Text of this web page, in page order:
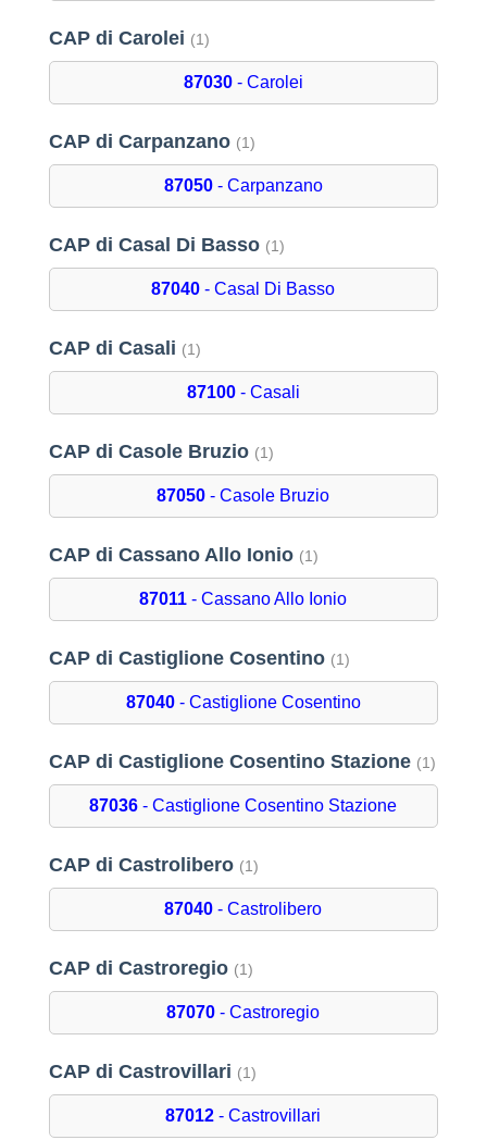
CAP di Carolei (1)
87030- Carolei
CAP di Carpanzano (1)
87050- Carpanzano
CAP di Casal Di Basso (1)
87040 - Casal Di Basso
CAP di Casali (1)
87100- Casali
CAP di Casole Bruzio (1)
87050 - Casole Bruzio
CAP di Cassano Allo Ionio (1)
87011 - Cassano Allo Ionio
CAP di Castiglione Cosentino (1)
87040- Castiglione Cosentino
CAP di Castiglione Cosentino Stazione (1)
87036 - Castiglione Cosentino Stazione
CAP di Castrolibero (1)
87040 - Castrolibero
CAP di Castroregio (1)
87070 - Castroregio
CAP di Castrovillari (1)
87012 - Castrovillari